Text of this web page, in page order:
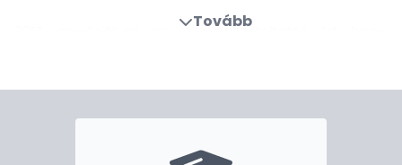
2015 januárjában az a megtiszteltetés ért, hogy
kormányom mélyen elkötelezett a magyar-német, s
benne a magyar-bajor kapcsolatok folyamatos
Tovább